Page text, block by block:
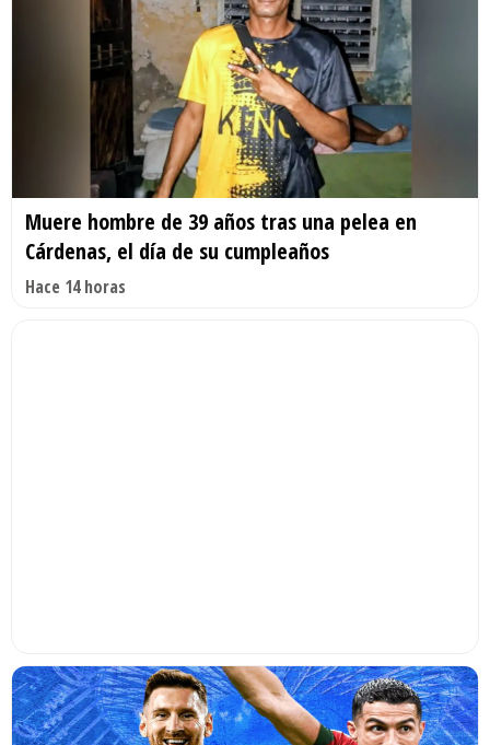
Muere hombre de 39 años tras una pelea en
Cárdenas, el día de su cumpleaños
Hace 14 horas